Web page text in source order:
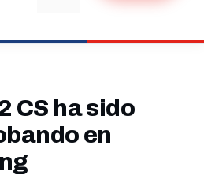
CS ha sido
en